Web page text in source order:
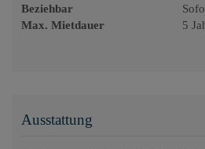
Beziehbar
Max. Mietdauer
5
Ausstattung